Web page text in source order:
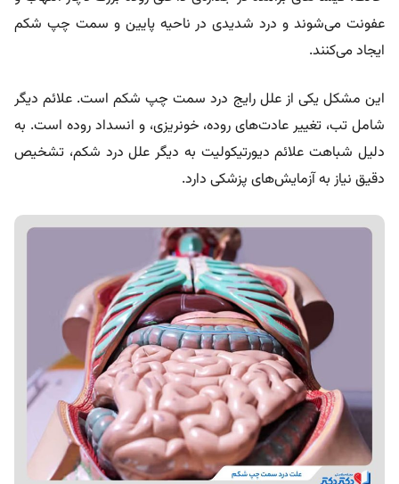
عفونت می‌شوند و درد شدیدی در ناحیه پایین و سمت چپ شکم
ایجاد می‌کنند.
این مشکل یکی از علل رایج درد سمت چپ شکم است. علائم دیگر
شامل تب، تغییر عادت‌های روده، خونریزی، و انسداد روده است. به
دلیل شباهت علائم دیورتیکولیت به دیگر علل درد شکم، تشخیص
دقیق نیاز به آزمایش‌های پزشکی دارد.